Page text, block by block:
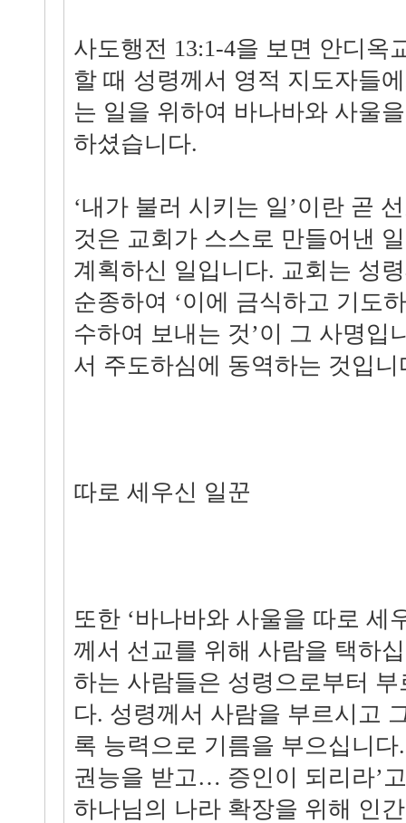
사도행전 13:1-4을 보면 안디옥
할 때 성령께서 영적 지도자들
는 일을 위하여 바나바와 사울
하셨습니다.
‘내가 불러 시키는 일’이란 곧
것은 교회가 스스로 만들어낸
계획하신 일입니다. 교회는 성
순종하여 ‘이에 금식하고 기도
수하여 보내는 것’이 그 사명입
서 주도하심에 동역하는 것입니
따로 세우신 일꾼
또한 ‘바나바와 사울을 따로 세
께서 선교를 위해 사람을 택하
하는 사람들은 성령으로부터
다. 성령께서 사람을 부르시고
록 능력으로 기름을 부으십니다
권능을 받고… 증인이 되리라’
하나님의 나라 확장을 위해 인